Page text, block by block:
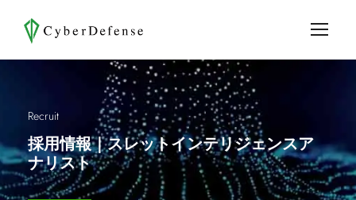
Recruit
採用情報｜スレットインテリジェンスア
ナリスト